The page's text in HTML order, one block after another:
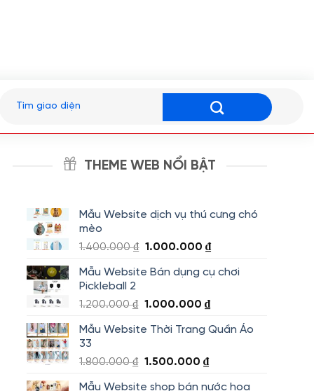
kiếm:
THEME WEB NỔI BẬT
Mẫu Website dịch vụ thú cưng chó
mèo
1.400.000₫ Giá
là:
1.000.000₫Giá
tại
1.000.000 ₫.
Mẫu Website Bán dụng cụ chơi
Pickleball 2
1.200.000₫ Giá
là:
1.000.000₫Giá
tại
Mẫu Website Thời Trang Quần Áo
33
1.800.000₫ Giá
1.500.000₫Giá
Mẫu Website shop bán nước hoa